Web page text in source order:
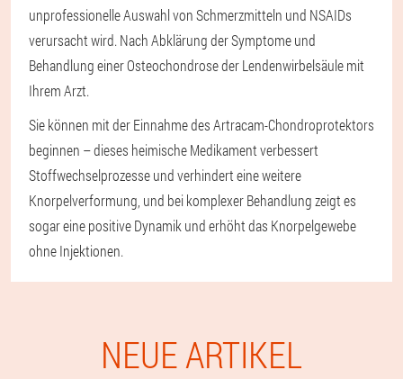
unprofessionelle Auswahl von Schmerzmitteln und NSAIDs
verursacht wird. Nach Abklärung der Symptome und
Behandlung einer Osteochondrose der Lendenwirbelsäule mit
Ihrem Arzt.
Sie können mit der Einnahme des Artracam-Chondroprotektors
beginnen – dieses heimische Medikament verbessert
Stoffwechselprozesse und verhindert eine weitere
Knorpelverformung, und bei komplexer Behandlung zeigt es
sogar eine positive Dynamik und erhöht das Knorpelgewebe
ohne Injektionen.
NEUE ARTIKEL